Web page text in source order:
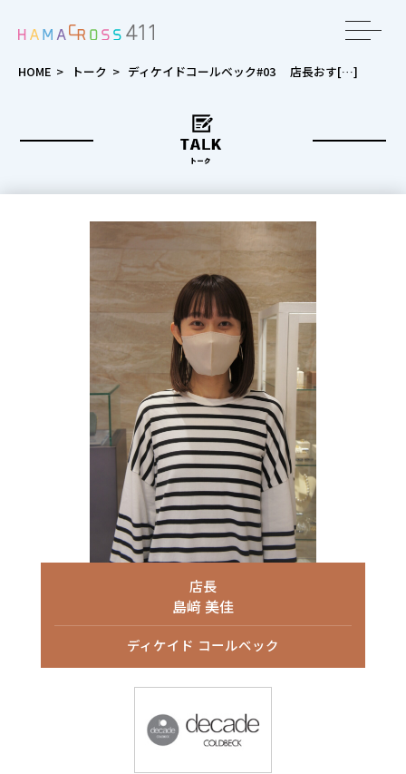
HOME > トーク > ディケイドコールベック#03 店長おす[…]
店長
島﨑 美佳
ディケイド コールベック